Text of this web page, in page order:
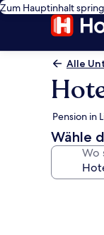
Zum Hauptinhalt
Alle
Pension in
Wähle
Wo